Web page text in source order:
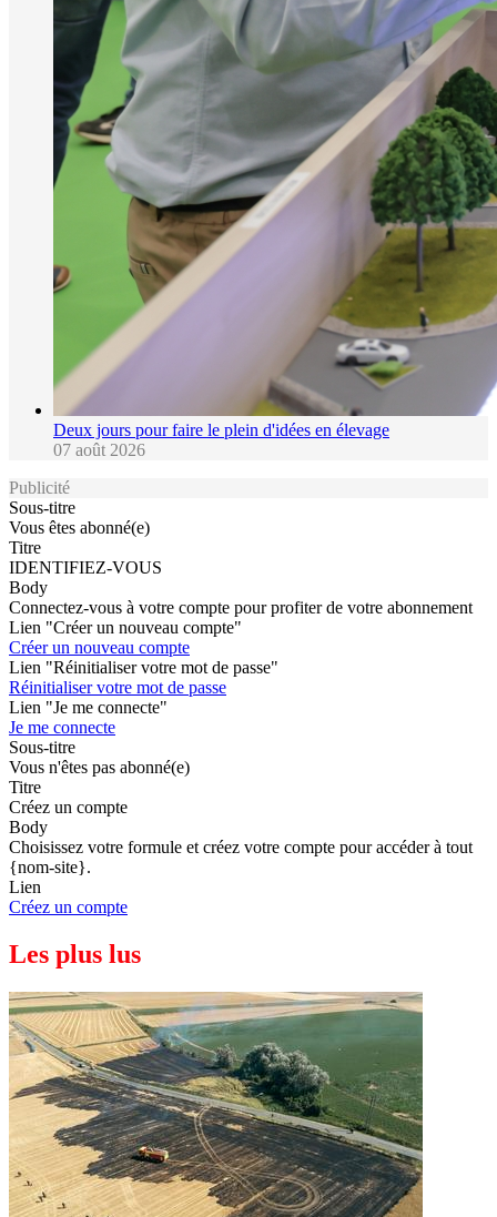
Deux jours pour faire le plein d'idées en élevage
07 août 2026
Publicité
Sous-titre
Vous êtes abonné(e)
Titre
IDENTIFIEZ-VOUS
Body
Connectez-vous à votre compte pour profiter de votre abonnement
Lien "Créer un nouveau compte"
Créer un nouveau compte
Lien "Réinitialiser votre mot de passe"
Réinitialiser votre mot de passe
Lien "Je me connecte"
Je me connecte
Sous-titre
Vous n'êtes pas abonné(e)
Titre
Créez un compte
Body
Choisissez votre formule et créez votre compte pour accéder à tout
{nom-site}.
Lien
Créez un compte
Les plus lus